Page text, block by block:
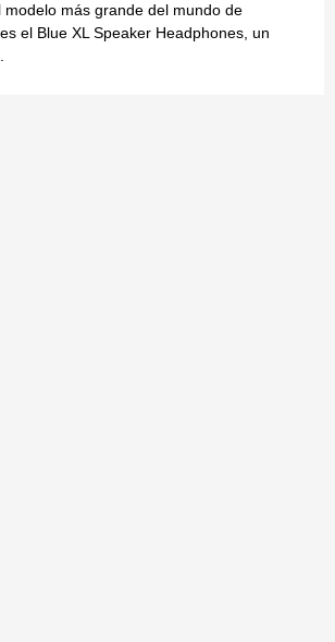
modelo más grande del mundo de
el Blue XL Speaker Headphones, un